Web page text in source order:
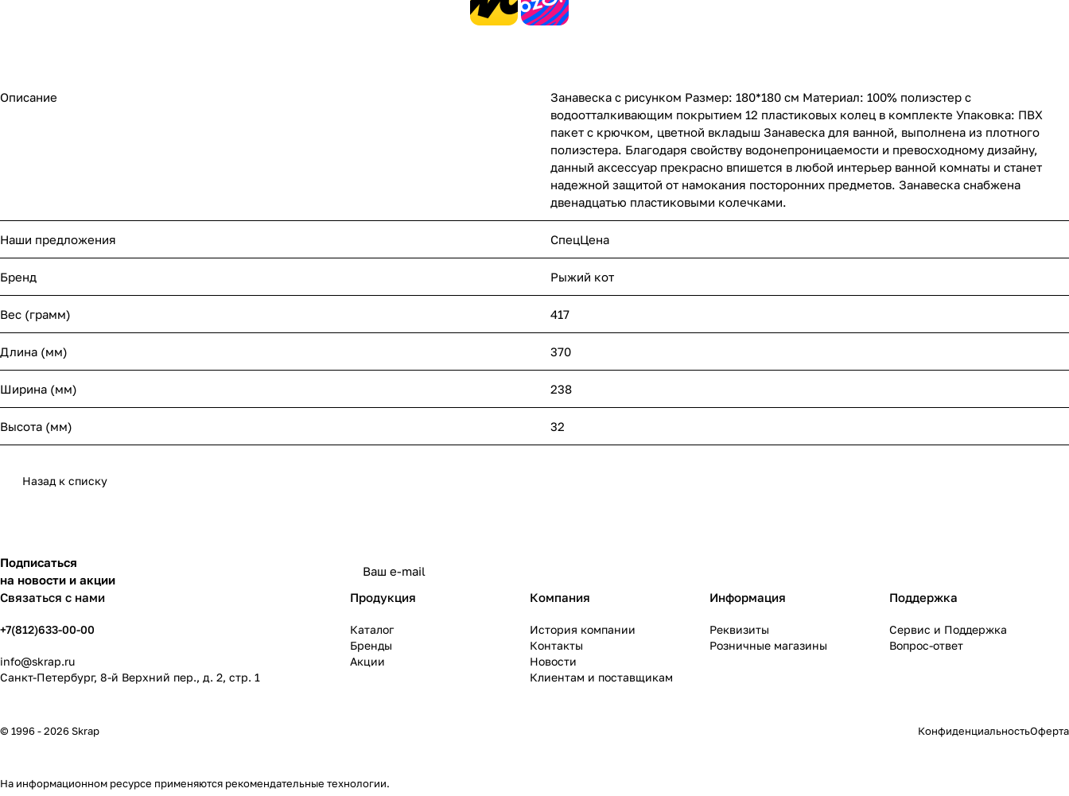
Описание
Занавеска с рисунком Размер: 180*180 см Материал: 100% полиэстер с
водоотталкивающим покрытием 12 пластиковых колец в комплекте Упаковка: ПВХ
пакет с крючком, цветной вкладыш Занавеска для ванной, выполнена из плотного
полиэстера. Благодаря свойству водонепроницаемости и превосходному дизайну,
данный аксессуар прекрасно впишется в любой интерьер ванной комнаты и станет
надежной защитой от намокания посторонних предметов. Занавеска снабжена
двенадцатью пластиковыми колечками.
Наши предложения СпецЦена
Бренд Рыжий кот
Вес (грамм) 417
Длина (мм) 370
Ширина (мм) 238
Высота (мм) 32
Назад к списку
Подписаться
на новости и акции
Связаться с нами
+7(812)633-00-00
info@skrap.ru
Санкт-Петербург, 8-й Верхний пер., д. 2, стр. 1
Продукция
Каталог
Бренды
Акции
Компания
История компании
Контакты
Новости
Клиентам и поставщикам
Информация
Реквизиты
Розничные магазины
Поддержка
Сервис и Поддержка
Вопрос-ответ
© 1996 - 2026 Skrap КонфиденциальностьОферта
На информационном ресурсе применяются рекомендательные технологии.